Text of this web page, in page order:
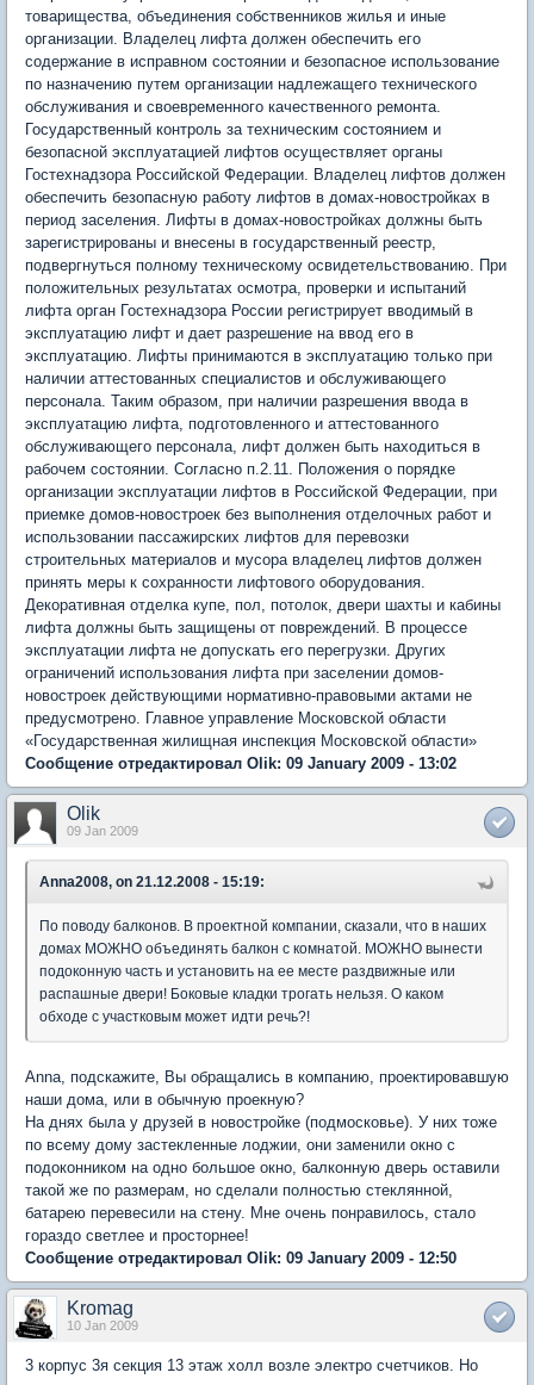
товарищества, объединения собственников жилья и иные
организации. Владелец лифта должен обеспечить его
содержание в исправном состоянии и безопасное использование
по назначению путем организации надлежащего технического
обслуживания и своевременного качественного ремонта.
Государственный контроль за техническим состоянием и
безопасной эксплуатацией лифтов осуществляет органы
Гостехнадзора Российской Федерации. Владелец лифтов должен
обеспечить безопасную работу лифтов в домах-новостройках в
период заселения. Лифты в домах-новостройках должны быть
зарегистрированы и внесены в государственный реестр,
подвергнуться полному техническому освидетельствованию. При
положительных результатах осмотра, проверки и испытаний
лифта орган Гостехнадзора России регистрирует вводимый в
эксплуатацию лифт и дает разрешение на ввод его в
эксплуатацию. Лифты принимаются в эксплуатацию только при
наличии аттестованных специалистов и обслуживающего
персонала. Таким образом, при наличии разрешения ввода в
эксплуатацию лифта, подготовленного и аттестованного
обслуживающего персонала, лифт должен быть находиться в
рабочем состоянии. Согласно п.2.11. Положения о порядке
организации эксплуатации лифтов в Российской Федерации, при
приемке домов-новостроек без выполнения отделочных работ и
использовании пассажирских лифтов для перевозки
строительных материалов и мусора владелец лифтов должен
принять меры к сохранности лифтового оборудования.
Декоративная отделка купе, пол, потолок, двери шахты и кабины
лифта должны быть защищены от повреждений. В процессе
эксплуатации лифта не допускать его перегрузки. Других
ограничений использования лифта при заселении домов-
новостроек действующими нормативно-правовыми актами не
предусмотрено. Главное управление Московской области
«Государственная жилищная инспекция Московской области»
Сообщение отредактировал Olik: 09 January 2009 - 13:02
Olik
09 Jan 2009
Anna2008, on 21.12.2008 - 15:19:
По поводу балконов. В проектной компании, сказали, что в наших
домах МОЖНО объединять балкон с комнатой. МОЖНО вынести
подоконную часть и установить на ее месте раздвижные или
распашные двери! Боковые кладки трогать нельзя. О каком
обходе с участковым может идти речь?!
Anna, подскажите, Вы обращались в компанию, проектировавшую
наши дома, или в обычную проекную?
На днях была у друзей в новостройке (подмосковье). У них тоже
по всему дому застекленные лоджии, они заменили окно с
подоконником на одно большое окно, балконную дверь оставили
такой же по размерам, но сделали полностью стеклянной,
батарею перевесили на стену. Мне очень понравилось, стало
гораздо светлее и просторнее!
Сообщение отредактировал Olik: 09 January 2009 - 12:50
Kromag
10 Jan 2009
3 корпус 3я секция 13 этаж холл возле электро счетчиков. Но